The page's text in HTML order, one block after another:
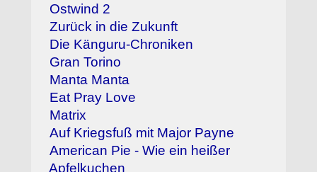
Ostwind 2
Zurück in die Zukunft
Die Känguru-Chroniken
Gran Torino
Manta Manta
Eat Pray Love
Matrix
Auf Kriegsfuß mit Major Payne
American Pie - Wie ein heißer
Apfelkuchen